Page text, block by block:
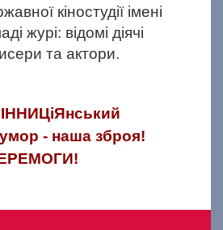
кіностудії імені
журі: відомі діячі
та актори.
- наша зброя!